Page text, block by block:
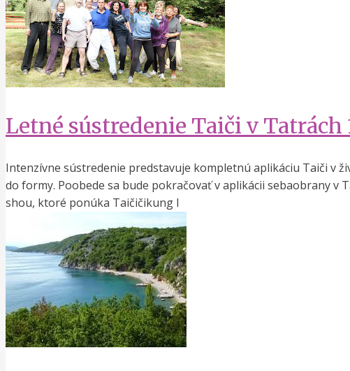
Letné sústredenie Taiči v Tatrách
Intenzívne sústredenie predstavuje kompletnú aplikáciu Taiči v
do formy. Poobede sa bude pokračovať v aplikácii sebaobrany v
shou, ktoré ponúka Taičičikung I